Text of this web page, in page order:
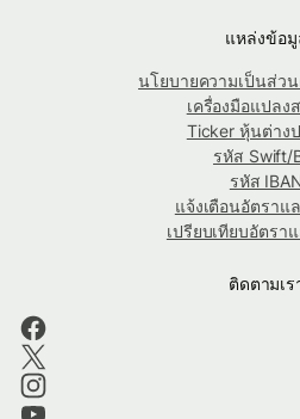
แหล่งข้อ
นโยบายความเป็นส่ว
เครื่องมือแปลง
Ticker หุ้นต่าง
รหัส Swift/
รหัส
แจ้งเตือนอัตราแ
เปรียบเทียบอัตรา
ติดตามเร